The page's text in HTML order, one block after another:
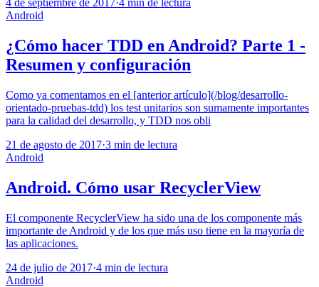
4 de septiembre de 2017·4 min de lectura
Android
¿Cómo hacer TDD en Android? Parte 1 -
Resumen y configuración
Como ya comentamos en el [anterior artículo](/blog/desarrollo-
orientado-pruebas-tdd) los test unitarios son sumamente importantes
para la calidad del desarrollo, y TDD nos obli
21 de agosto de 2017·3 min de lectura
Android
Android. Cómo usar RecyclerView
El componente RecyclerView ha sido una de los componente más
importante de Android y de los que más uso tiene en la mayoría de
las aplicaciones.
24 de julio de 2017·4 min de lectura
Android